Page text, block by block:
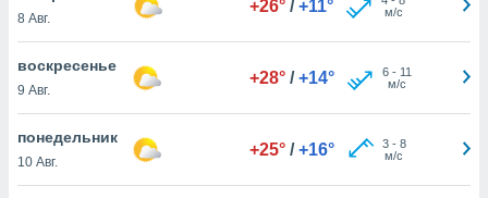
действия
рекламу
8 Авг.
+26° / +11°
м/с
воскресенье
9 Авг.
+28° / +14° 6- 11
м/с
понедельник
10 Авг.
+25° / +16° 3- 8
м/с